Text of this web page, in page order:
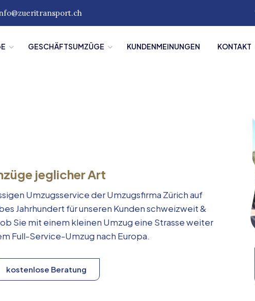
GESCHÄFTSUMZÜGE KUNDENMEINUNGEN KONTAKT
jeglicher Art
Umzugsservice der Umzugsfirma Zürich auf
Jahrhundert für unseren Kunden schweizweit &
Sie mit einem kleinen Umzug eine Strasse weiter
Full-Service-Umzug nach Europa.
kostenlose Beratung